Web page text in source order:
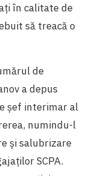
în calitate de
să treacă o
de
a depus
șef interimar al
numindu-l
și salubrizare
SCPA.